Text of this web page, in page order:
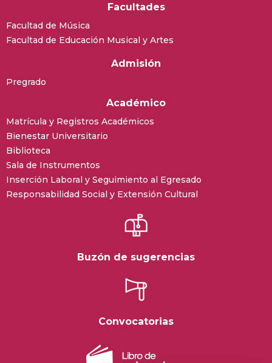
Facultades
Facultad de Música
Facultad de Educación Musical y Artes
Admisión
Pregrado
Académico
Matrícula y Registros Académicos
Bienestar Universitario
Biblioteca
Sala de Instrumentos
Inserción Laboral y Seguimiento al Egresado
Responsabilidad Social y Extensión Cultural
Buzón de sugerencias
Convocatorias